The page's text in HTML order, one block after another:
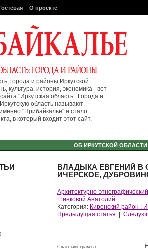
О проекте
города и районы Иркутской
культура, история, экономика - вот
"Иркутская область : Города и
область называют
"Прибайкалье" и стало
в который входит этот сайт.
ОБ ИРКУТСКОЙ ОБЛАСТИ
ВЛАДЫКА ЕВГЕНИЙ В
ИЧЕРСКОЕ,
Архитектурно-
Шинковой Анатолий
Категория: Киренский район :
Предыдущая статья
Спасский храм в с.